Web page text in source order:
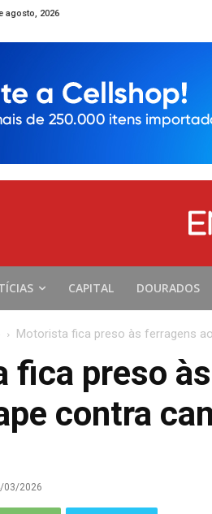
agosto, 2026
CAPITAL DOURADOS
Motorista fica preso às ferragens
fica preso
contra
03/2026